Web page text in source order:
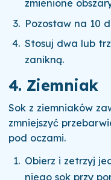
zmienione
Pozostaw na 10
Stosuj dwa lub
zanikną.
4. Ziemniak
Sok z ziemniaków
zmniejszyć
pod oczami.
Obierz i zetrzyj
niego sok przy